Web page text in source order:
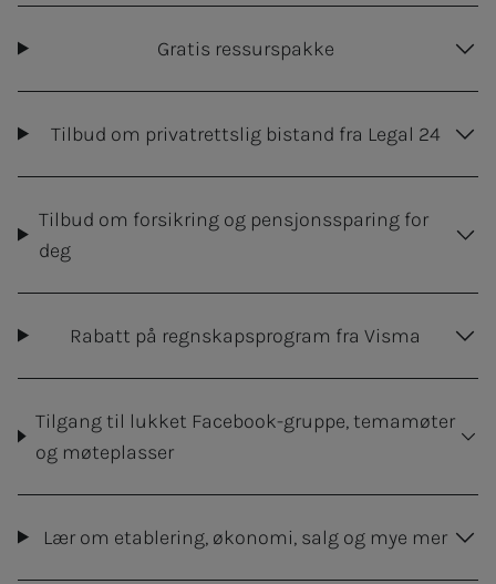
Gratis ressurspakke
Tilbud om privatrettslig bistand fra Legal 24
Tilbud om forsikring og pensjonssparing for
deg
Rabatt på regnskapsprogram fra Visma
Tilgang til lukket Facebook-gruppe, temamøter
og møteplasser
Lær om etablering, økonomi, salg og mye mer